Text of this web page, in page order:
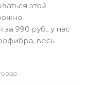
этой
990 руб., у нас
весь